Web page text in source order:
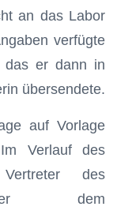
an das Labor
verfügte
er dann in
übersendete.
auf Vorlage
Verlauf des
des
dem